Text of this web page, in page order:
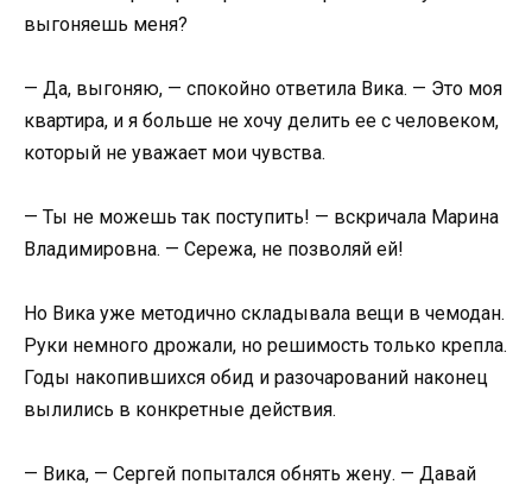
выгоняешь меня?
— Да, выгоняю, — спокойно ответила Вика. — Это моя
квартира, и я больше не хочу делить ее с человеком,
который не уважает мои чувства.
— Ты не можешь так поступить! — вскричала Марина
Владимировна. — Сережа, не позволяй ей!
Но Вика уже методично складывала вещи в чемодан.
Руки немного дрожали, но решимость только крепла.
Годы накопившихся обид и разочарований наконец
вылились в конкретные действия.
— Вика, — Сергей попытался обнять жену. — Давай